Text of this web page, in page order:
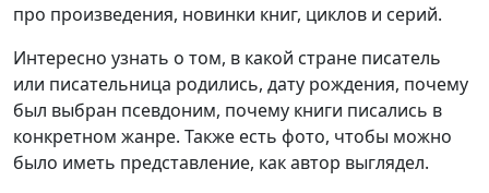
про произведения, новинки книг, циклов и серий.
Интересно узнать о том, в какой стране писатель
или писательница родились, дату рождения, почему
был выбран псевдоним, почему книги писались в
конкретном жанре. Также есть фото, чтобы можно
было иметь представление, как автор выглядел.